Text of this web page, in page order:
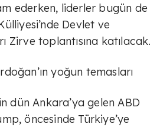
ederken, liderler bugün de
Devlet ve
Zirve toplantısına katılacak.
yoğun temasları
dün Ankara’ya gelen ABD
öncesinde Türkiye’ye